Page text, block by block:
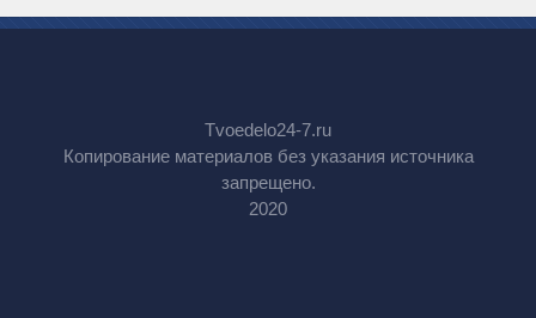
Tvoedelo24-7.ru
Копирование материалов без указания источника
запрещено.
2020